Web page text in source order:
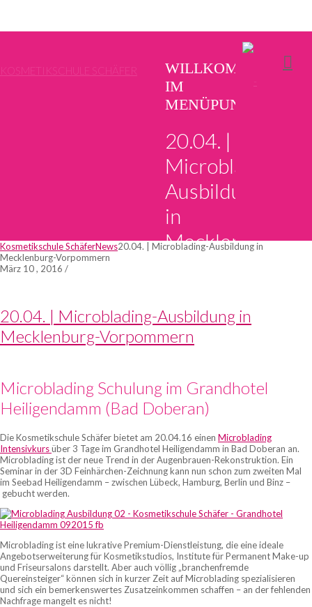
KOSMETIKSCHULE SCHÄFER
WILLKOMMEN
IM
MENÜPUNKT
20.04. |
Microblading-
Ausbildung
in
Mecklenburg-
KOSMETIK
UND
SCHULE
SCHÄFER
Kosmetikschule SchäferNews20.04. | Microblading-Ausbildung in
Mecklenburg-Vorpommern
März 10 , 2016 /
20.04. | Microblading-Ausbildung in
Mecklenburg-Vorpommern
Microblading Schulung im Grandhotel
Heiligendamm (Bad Doberan)
Die Kosmetikschule Schäfer bietet am 20.04.16 einen Microblading
Intensivkursüber 3 Tage im Grandhotel Heiligendamm in Bad Doberan an.
Microblading ist der neue Trend in der Augenbrauen-Rekonstruktion. Ein
Seminar in der 3D Feinhärchen-Zeichnung kann nun schon zum zweiten Mal
im Seebad Heiligendamm – zwischen Lübeck, Hamburg, Berlin und Binz –
gebucht werden.
Microblading ist eine lukrative Premium-Dienstleistung, die eine ideale
Angebotserweiterung für Kosmetikstudios, Institute für Permanent Make-up
und Friseursalons darstellt. Aber auch völlig „branchenfremde
Quereinsteiger“ können sich in kurzer Zeit auf Microblading spezialisieren
und sich ein bemerkenswertes Zusatzeinkommen schaffen – an der fehlenden
Nachfrage mangelt es nicht!